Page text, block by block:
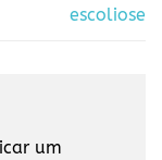
escoliose
um